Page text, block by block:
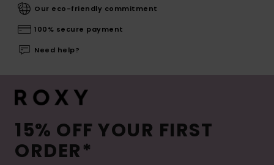
Our eco-friendly commitment
100% secure payment
Need help?
15% OFF YOUR FIRST
ORDER*